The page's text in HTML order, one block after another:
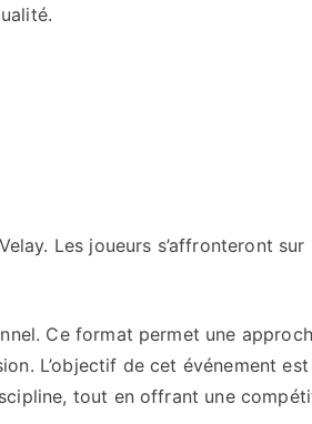
Les joueurs s’affronteront
Ce format permet une
L’objectif de cet événement
tout en offrant une